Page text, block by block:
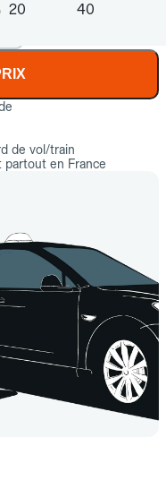
20 40
de vol/train
partout en France